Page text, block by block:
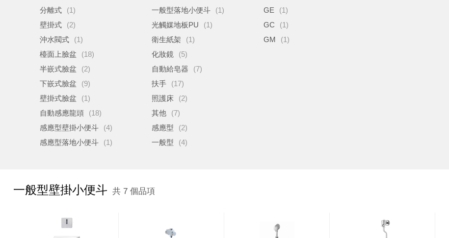
分離式
(1)
壁掛式
(2)
沖水閥式
(1)
檯面上臉盆
(18)
半嵌式臉盆
(2)
下嵌式臉盆
(9)
壁掛式臉盆
(1)
自動感應龍頭
(18)
感應型壁掛小便斗
(4)
感應型落地小便斗
(1)
一般型落地小便斗
(1)
光觸媒地板PU
(1)
衛生紙架
(1)
化妝鏡
(5)
自動給皂器
(7)
扶手
(17)
照護床
(2)
其他
(7)
感應型
(2)
一般型
(4)
GE
(1)
GC
(1)
GM
(1)
一般型壁掛小便斗 共 7 個品項